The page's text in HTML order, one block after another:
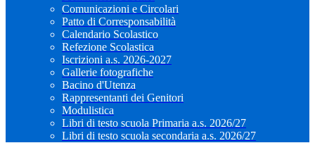
Comunicazioni e Circolari
Patto di Corresponsabilità
Calendario Scolastico
Refezione Scolastica
Iscrizioni a.s. 2026-2027
Gallerie fotografiche
Bacino d'Utenza
Rappresentanti dei Genitori
Modulistica
Libri di testo scuola Primaria a.s. 2026/27
Libri di testo scuola secondaria a.s. 2026/27